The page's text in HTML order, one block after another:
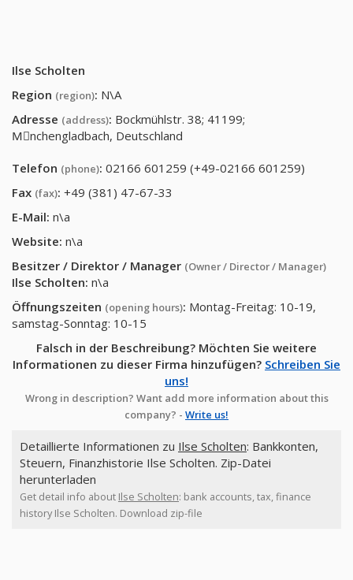
Ilse Scholten
Region (region): N\A
Adresse (address): Bockmühlstr. 38; 41199;
Mِnchengladbach, Deutschland
Telefon (phone): 02166 601259 (+49-02166 601259)
Fax (fax): +49 (381) 47-67-33
E-Mail: n\a
Website: n\a
Besitzer / Direktor / Manager (Owner / Director / Manager)
Ilse Scholten: n\a
Öffnungszeiten (opening hours): Montag-Freitag: 10-19,
samstag-Sonntag: 10-15
Falsch in der Beschreibung? Möchten Sie weitere
Informationen zu dieser Firma hinzufügen? Schreiben Sie
uns!
Wrong in description? Want add more information about this
company? - Write us!
Detaillierte Informationen zu Ilse Scholten: Bankkonten,
Steuern, Finanzhistorie Ilse Scholten. Zip-Datei
herunterladen
Get detail info about Ilse Scholten: bank accounts, tax, finance
history Ilse Scholten. Download zip-file